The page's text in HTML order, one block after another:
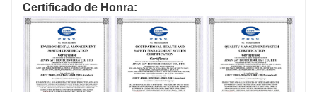
Certificado de Honra: